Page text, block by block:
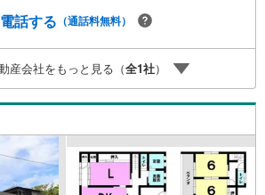
・ファミリーマート星ヶ峯2丁目店まで徒歩12
稚園まで徒歩14分（約1070m）・星ヶ峯郵便
分（約400m）・南日本銀行星ヶ峯支店まで徒
電話する （通話料無料）
産会社をもっと見る（全1社）